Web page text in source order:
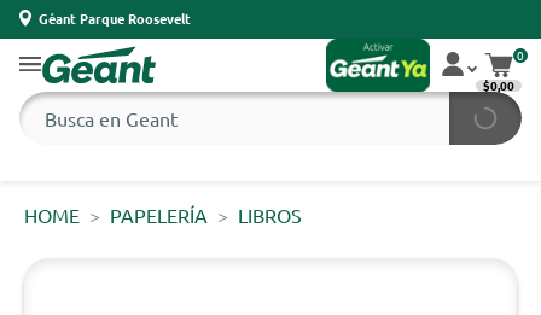
Géant Parque Roosevelt
0
$0,00
HOME PAPELERÍA LIBROS